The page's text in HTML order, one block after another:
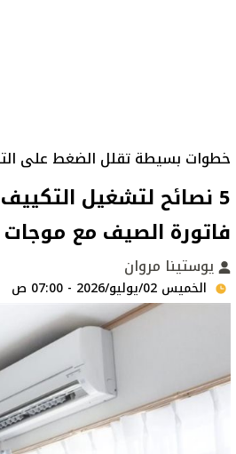
خطوات بسيطة تقلل الضغط على
5 نصائح لتشغيل
فاتورة الصيف مع موجات
يوستينا مروان
الخميس 02/يوليو/2026 - 07:00 ص